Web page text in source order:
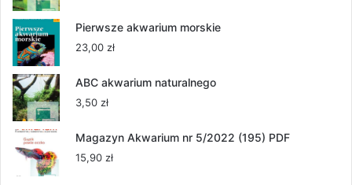
Pierwsze akwarium morskie
23,00 zł
ABC akwarium naturalnego
3,50 zł
Magazyn Akwarium nr 5/2022 (195) PDF
15,90 zł